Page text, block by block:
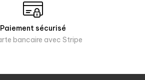
Paiement sécurisé
bancaire avec Stripe